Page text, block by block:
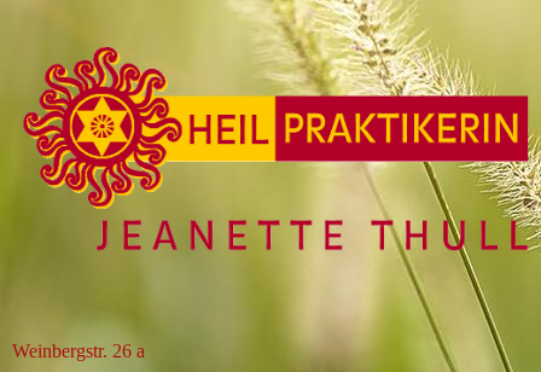
Weinbergstr. 26 a